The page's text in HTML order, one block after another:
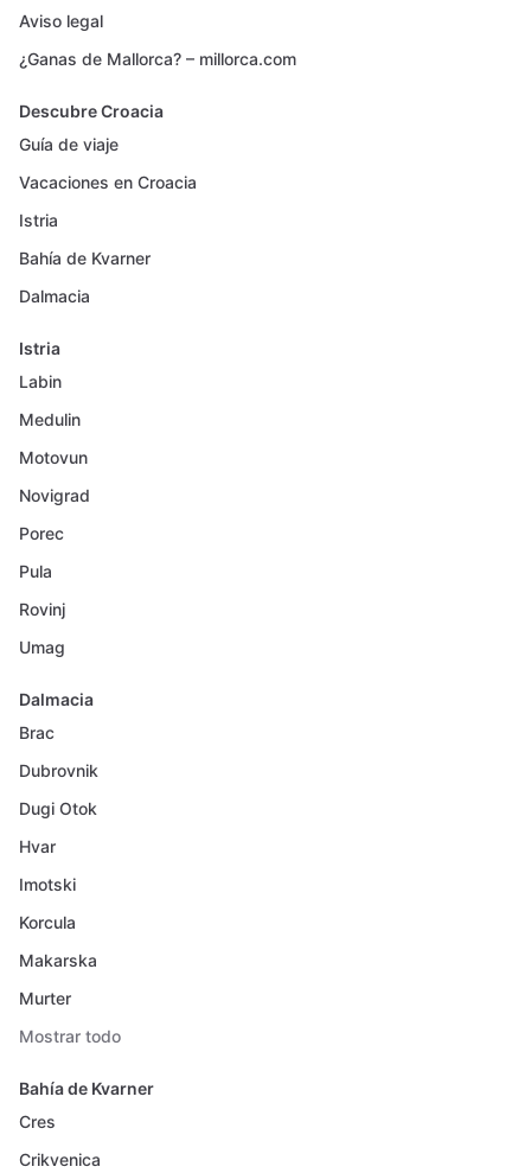
Aviso legal
¿Ganas de Mallorca? – millorca.com
Descubre Croacia
Guía de viaje
Vacaciones en Croacia
Istria
Bahía de Kvarner
Dalmacia
Istria
Labin
Medulin
Motovun
Novigrad
Porec
Pula
Rovinj
Umag
Dalmacia
Brac
Dubrovnik
Dugi Otok
Hvar
Imotski
Korcula
Makarska
Murter
Mostrar todo
Bahía de Kvarner
Cres
Crikvenica